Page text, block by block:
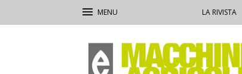
LA RIVISTA
Macchine
Agricole